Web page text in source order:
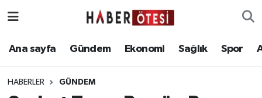
Ana sayfa Gündem Ekonomi Sağlık Spor
HABERLER GÜNDEM
Ana sayfa
Eskişehir Nöbetçi Eczaneler